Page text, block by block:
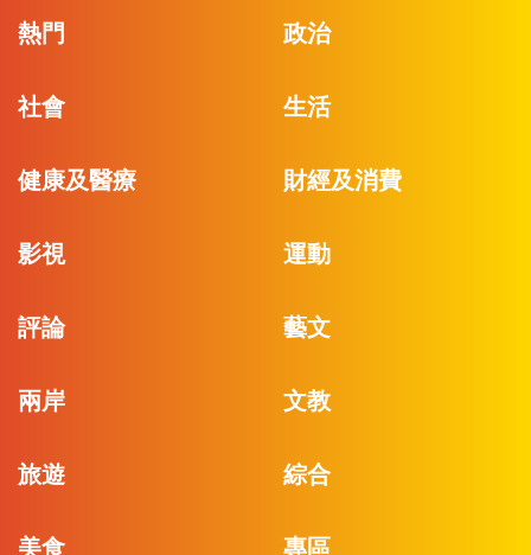
熱門 政治
社會 生活
健康及醫療 財經及消費
影視 運動
評論 藝文
兩岸 文教
旅遊 綜合
美食 專區